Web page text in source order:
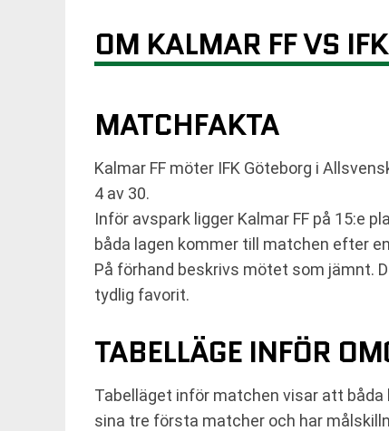
OM KALMAR FF VS
MATCHFAKTA
Kalmar FF möter IFK Göteborg i
4 av 30.
Inför avspark ligger Kalmar FF på 15:e
båda lagen kommer till matchen efter
På förhand beskrivs mötet som jämnt.
tydlig favorit.
TABELLÄGE INFÖR
Tabelläget inför matchen visar att båda
sina tre första matcher och har